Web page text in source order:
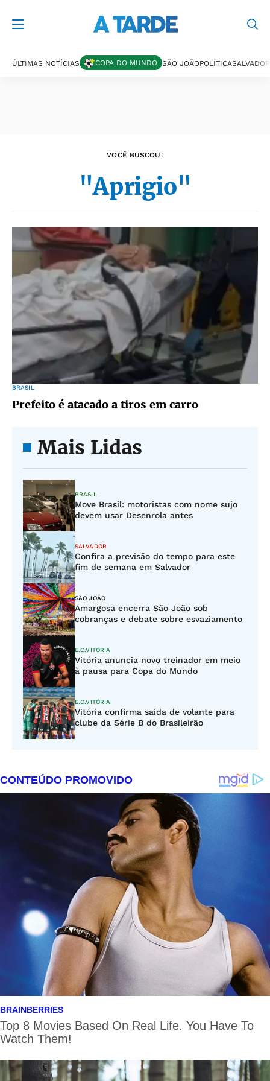
ÚLTIMAS NOTÍCIAS COPA DO MUNDO SÃO JOÃOPOLÍTICASALVADOR
VOCÊ BUSCOU:
"Aprigio"
BRASIL
Prefeito é atacado a tiros em carro
Mais Lidas
BRASIL
Move Brasil: motoristas com nome sujo
devem usar Desenrola antes
SALVADOR
Confira a previsão do tempo para este
fim de semana em Salvador
SÃO JOÃO
Amargosa encerra São João sob
cobranças e debate sobre esvaziamento
E.C.VITÓRIA
Vitória anuncia novo treinador em meio
à pausa para Copa do Mundo
E.C.VITÓRIA
Vitória confirma saída de volante para
clube da Série B do Brasileirão